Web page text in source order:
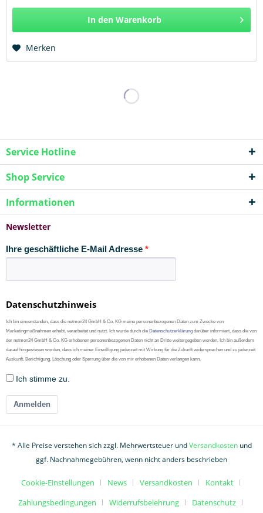
In den Warenkorb
Merken
Service Hotline
Shop Service
Informationen
Newsletter
Ihre geschäftliche E-Mail Adresse
Datenschutzhinweis
Ich bin einverstanden, dass die netmon24 GmbH & Co. KG meine personenbezogenen Daten zum Zwecke von
Marketingmaßnahmen erhebt, verarbeitet und nutzt. Ich wurde durch die Datenschutzerklärung darüber informiert, dass die von
der netmon24 GmbH & Co. KG erhobenen personenbezogenen Daten nicht an Dritte weitergegeben werden. Ich bin außerdem
darauf hingewiesen worden, dass ich meiner Einwilligung jederzeit mit Wirkung für die Zukunft widersprechen und zu jederzeit
Auskunft, Berichtigung, Löschung oder Sperrung über die von mir erhobenen Daten verlangen kann.
Ich stimme zu.
Anmelden
* Alle Preise verstehen sich zzgl. Mehrwertsteuer undVersandkostenund
ggf. Nachnahmegebühren, wenn nicht anders beschrieben
Cookie-Einstellungen News Versandkosten
Kontakt
Zahlungsbedingungen
Widerrufsbelehrung Datenschutz